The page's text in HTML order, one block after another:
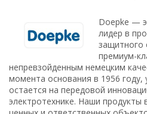
Doepke —
лидер в
защитного
премиум-
непревзойденным немецким
момента основания в 1956
остается на передовой
электротехнике. Наши